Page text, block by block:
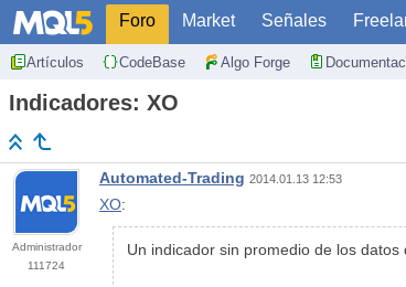
Foro Market Señales
Artículos CodeBase Algo Forge
Indicadores: XO
Administrador
111724
Automated-Trading 2014.01.13 12:53
XO:
Un indicador sin promedio de los